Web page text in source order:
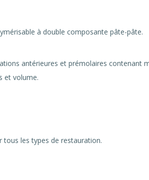
à double composante pâte-pâte.
antérieures et prémolaires contenant
et volume.
tous les types de restauration.